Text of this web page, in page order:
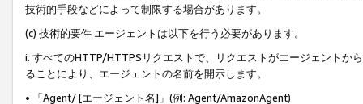
技術的手段などによって制限する場合があります。
(c) 技術的要件 エージェントは以下を行う必要があります。
i. すべてのHTTP/HTTPSリクエストで、リクエストがエージェントか
ることにより、エージェントの名前を開示します。
• 「Agent/ [エージェント名]」(例: Agent/AmazonAgent)